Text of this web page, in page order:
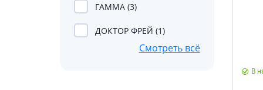
ГАММА (3)
ДОКТОР ФРЕЙ (1)
Смотреть всё
В